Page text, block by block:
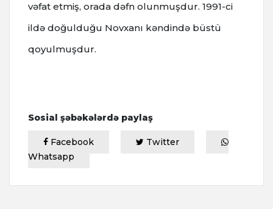
vəfat etmiş, orada dəfn olunmuşdur. 1991-ci
ildə doğulduğu Novxanı kəndində büstü
qoyulmuşdur.
Sosial şəbəkələrdə paylaş
Facebook
Twitter
Whatsapp